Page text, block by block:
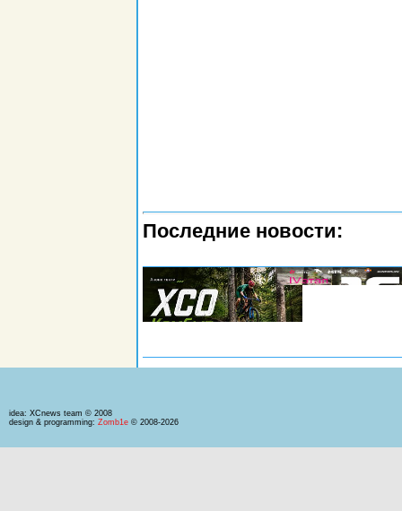
Последние новости:
idea: XCnews team © 2008
design & programming: Zomb1e © 2008-2026